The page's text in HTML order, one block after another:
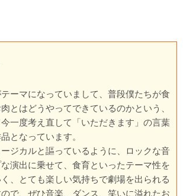
ーマになっていまして、普段僕たちが食
とはどうやってできているのかという、
一度考え直して「いただきます」の言葉
となっています。
ジカルと謳っているように、ロックな音
演出に乗せて、食育といったテーマ性を
、とても楽しい気持ちで劇場を出られる
で、ぜひ音楽、ダンス、笑いに溢れたお